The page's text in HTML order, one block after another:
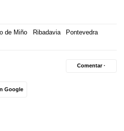
de Miño Ribadavia
Pontevedra
Google
Comentar ·